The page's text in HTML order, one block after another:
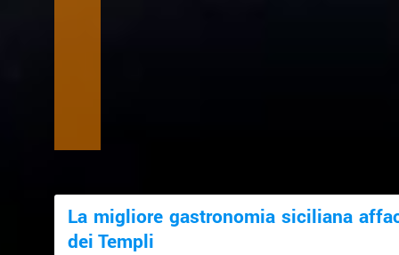
La migliore gastronomia siciliana
dei Templi